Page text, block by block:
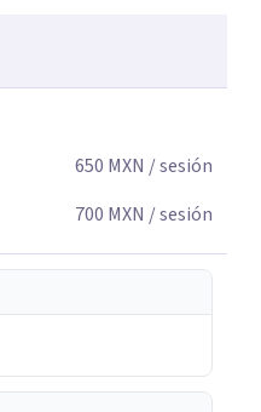
650 MXN / sesión
700 MXN / sesión